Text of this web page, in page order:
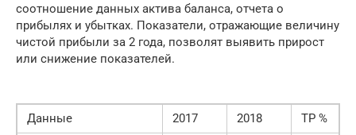
соотношение данных актива баланса, отчета о
прибылях и убытках. Показатели, отражающие величину
чистой прибыли за 2 года, позволят выявить прирост
или снижение показателей.
Данные 2017 2018
ТР %